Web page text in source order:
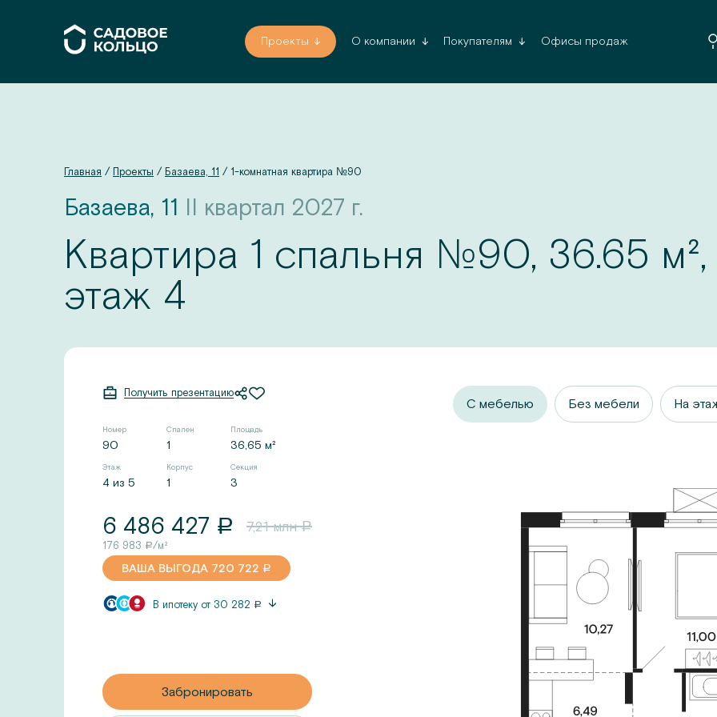
Проекты О компании Покупателям Офисы продаж
Главная / Проекты / Базаева, 11 / 1-комнатная квартира №90
Базаева, 11 II квартал 2027 г.
Квартира 1 спальня №90, 36.65 м²,
этаж 4
Получить презентацию
Номер
90
Спален
1
Площадь
36,65 м²
Этаж
4 из 5
Корпус
1
Секция
3
6 486 427 a 7,21млнa
176 983 a/м²
ВАША ВЫГОДА 720 722 a
В ипотеку от 30 282 a
Забронировать
С мебелью Без мебели На